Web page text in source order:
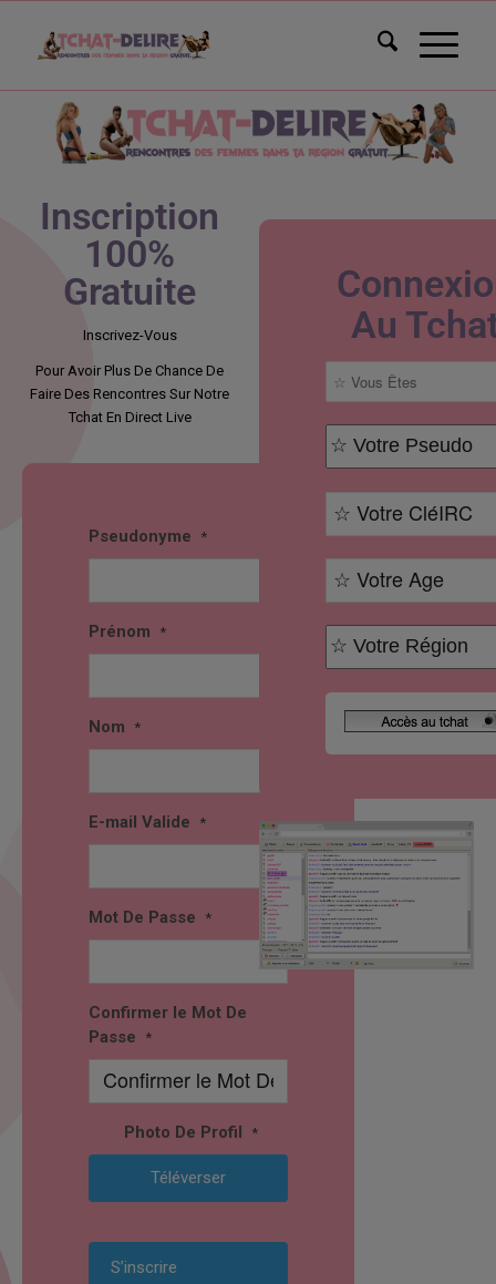
Inscription
100%
Gratuite
Inscrivez-Vous
Pour Avoir Plus De Chance De
Faire Des Rencontres Sur Notre
Tchat En Direct Live
Pseudonyme *
Prénom *
Nom *
E-mail Valide *
Mot De Passe *
Confirmer le Mot De
Passe
*
Photo De Profil *
Téléverser
Au